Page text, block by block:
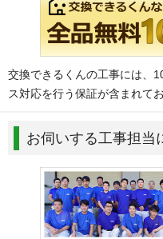
交換できるくんの工事には、
ス対応を行う保証が含まれてお
お伺いする工事担当